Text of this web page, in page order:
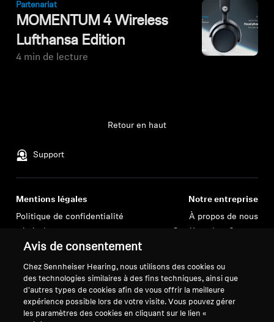
Partenariat
MOMENTUM 4 Wireless
Lufthansa Edition
4 min de lecture
Support
Retour en haut
Mentions légales
Politique de confidentialité
General Terms and Conditions of
Online Sales to Consumers
Politique de divulgation
coordonnée des vulnérabilités
Notre entreprise
À propos de nous
Salle de presse
Ambassadeurs de la
marque Sennheiser
Consumer
Avis de consentement
Chez Sennheiser Hearing, nous utilisons des cookies ou
des technologies similaires à des fins techniques, ainsi que
d'autres types de cookies afin de vous offrir la meilleure
expérience possible lors de votre visite. Vous pouvez gérer
les paramètres des cookies en cliquant sur le lien «